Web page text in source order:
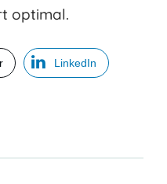
optimal.
LinkedIn